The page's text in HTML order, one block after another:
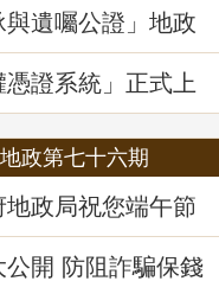
與遺囑公證」地政
憑證系統」正式上
政第七十六期
政局祝您端午節
公開 防阻詐騙保錢